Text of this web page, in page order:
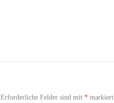
Erforderliche Felder sind mit * markiert